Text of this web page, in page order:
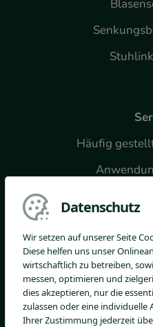
Häufig
Datenschutz
Wir setzen auf unserer Seite
Diese helfen uns unser
wirtschaftlich zu betreiben,
messen, optimieren und
dies akzeptieren, nur die
zulassen oder eine individuelle
Ihrer Zustimmung jederzeit